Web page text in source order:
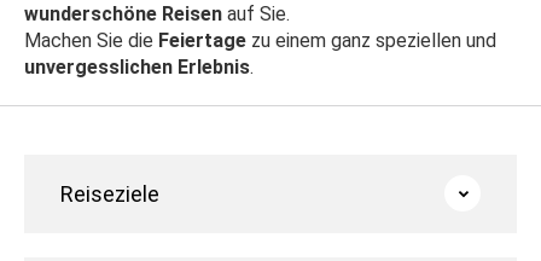
wunderschöne Reisen auf Sie.
Machen Sie die Feiertage zu einem ganz speziellen und
unvergesslichen Erlebnis.
Reiseziele